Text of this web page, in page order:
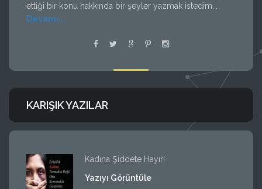
ettiği bir konu hakkında bir şeyler yazmak istedim...
Devamı...
KARIŞIK YAZILAR
Kadına Şiddete Hayır!
Yazıyı Görüntüle